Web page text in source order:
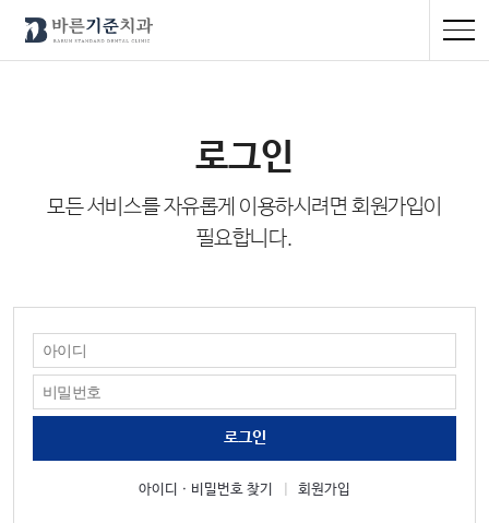
로그인
모든 서비스를 자유롭게 이용하시려면 회원가입이
필요합니다.
로그인
아이디ㆍ비밀번호 찾기 회원가입